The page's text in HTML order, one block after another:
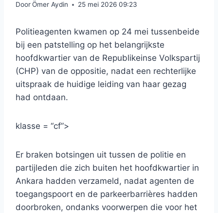
DoorÖmer Aydin 25 mei 2026 09:23
Politieagenten kwamen op 24 mei tussenbeide
bij een patstelling op het belangrijkste
hoofdkwartier van de Republikeinse Volkspartij
(CHP) van de oppositie, nadat een rechterlijke
uitspraak de huidige leiding van haar gezag
had ontdaan.
klasse = “cf”>
Er braken botsingen uit tussen de politie en
partijleden die zich buiten het hoofdkwartier in
Ankara hadden verzameld, nadat agenten de
toegangspoort en de parkeerbarrières hadden
doorbroken, ondanks voorwerpen die voor het